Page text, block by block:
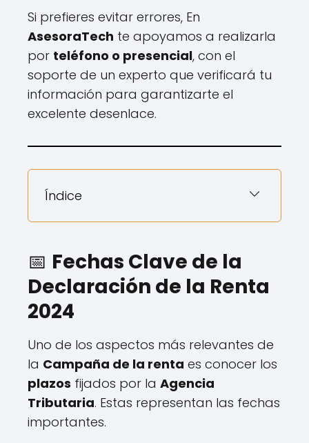
Si prefieres evitar errores, En
AsesoraTech te apoyamos a realizarla
por teléfono o presencial, con el
soporte de un experto que verificará tu
información para garantizarte el
excelente desenlace.
Índice
📅 Fechas Clave de la
Declaración de la Renta
2024
Uno de los aspectos más relevantes de
la Campaña de la renta es conocer los
plazos fijados por la Agencia
Tributaria. Estas representan las fechas
importantes.